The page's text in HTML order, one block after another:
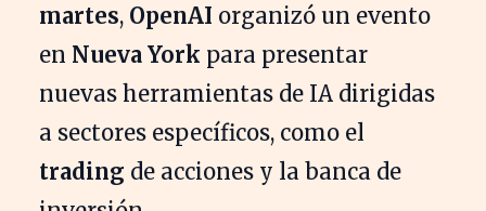
martes, OpenAI organizó un evento
en Nueva York para presentar
nuevas herramientas de IA dirigidas
a sectores específicos, como el
trading de acciones y la banca de